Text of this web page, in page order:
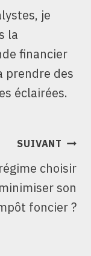
je
la
financier
prendre des
éclairées.
SUIVANT
choisir
son
foncier ?